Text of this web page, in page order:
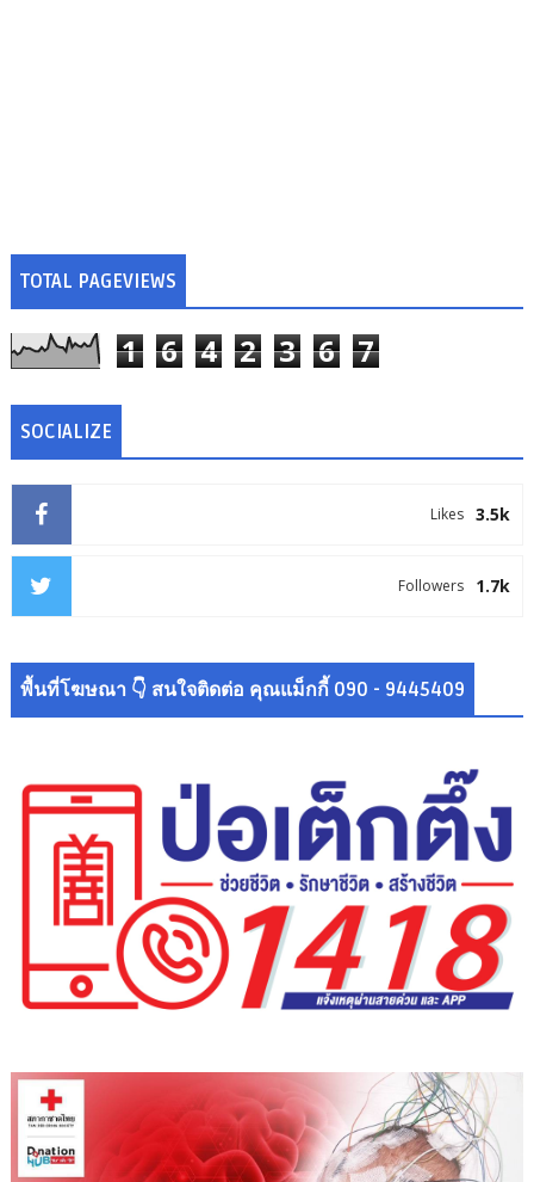
TOTAL PAGEVIEWS
1 6 4 2 3 6 7
SOCIALIZE
3.5k
Likes
1.7k
Followers
พื้นที่โฆษณา 👇 สนใจติดต่อ คุณแม็กกี้ 090 - 9445409